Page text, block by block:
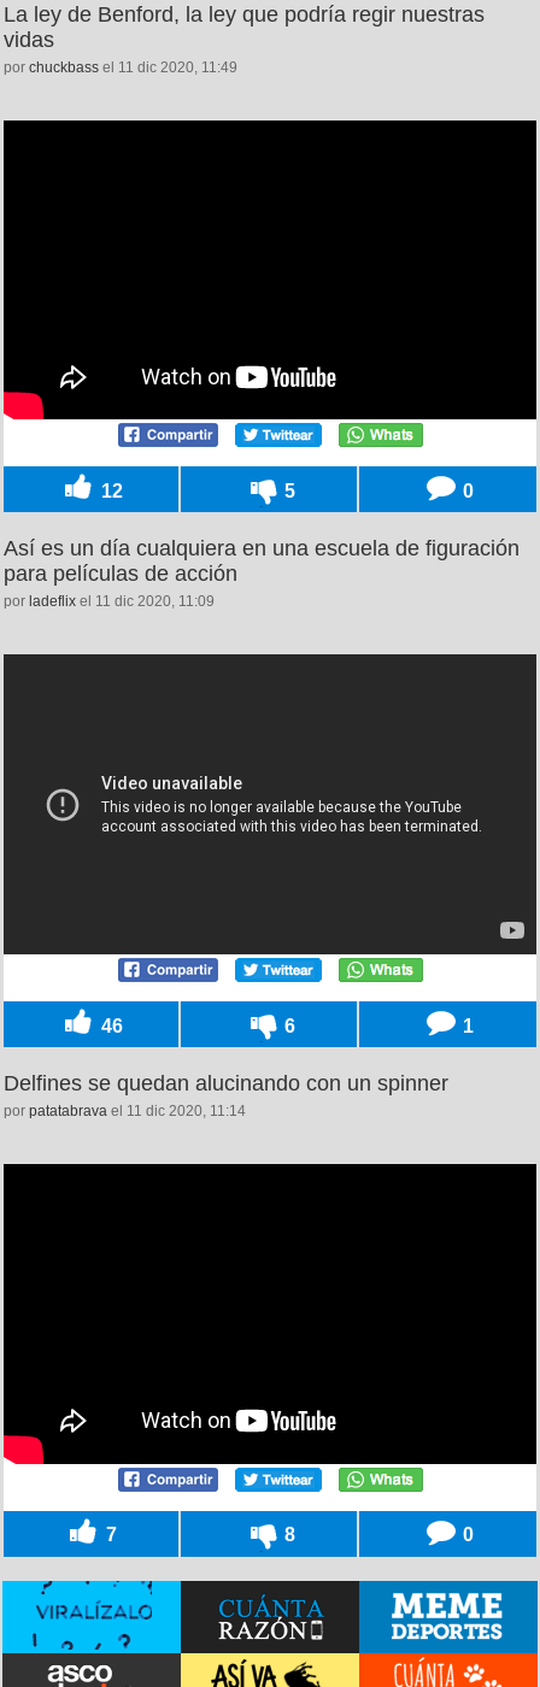
La ley de Benford, la ley que podría regir nuestras
vidas
por chuckbass el 11 dic 2020, 11:49
12 5 0
Así es un día cualquiera en una escuela de figuración
para películas de acción
por ladeflix el 11 dic 2020, 11:09
46 6 1
Delfines se quedan alucinando con un spinner
por patatabrava el 11 dic 2020, 11:14
7 8 0